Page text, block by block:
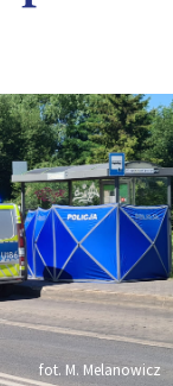
fot. M. Melanowicz